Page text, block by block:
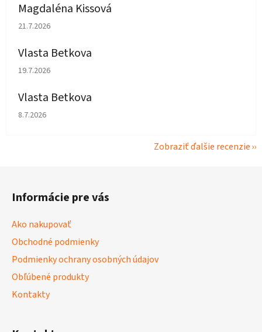
Magdaléna Kissová
Hodnotenie obchodu je 5 z 5 hviezdičiek.
21.7.2026
Vlasta Betkova
Hodnotenie obchodu je 5 z 5 hviezdičiek.
19.7.2026
Vlasta Betkova
Hodnotenie obchodu je 4 z 5 hviezdičiek.
8.7.2026
Zobraziť ďalšie recenzie
Informácie pre vás
Ako nakupovať
Obchodné podmienky
Podmienky ochrany osobných údajov
Obľúbené produkty
Kontakty